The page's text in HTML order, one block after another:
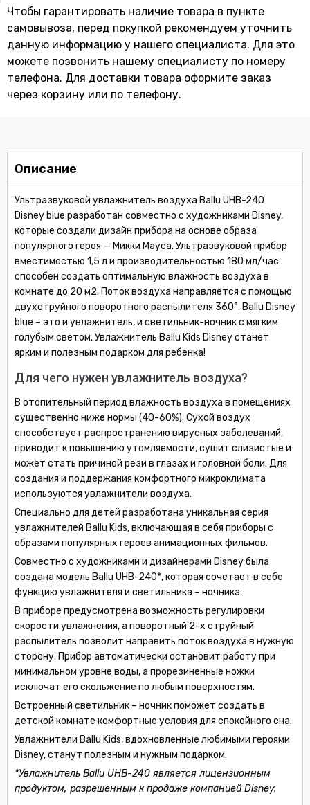
Чтобы гарантировать наличие товара в пункте
самовывоза, перед покупкой рекомендуем уточнить
данную информацию у нашего специалиста. Для это
можете позвонить нашему специaлисту по номеру
телефона. Для доставки товара оформите заказ
через корзину или по телефону.
Описание
Ультразвуковой увлажнитель воздуха Ballu UHB-240
Disney blue разработан совместно с художниками Disney,
которые создали дизайн прибора на основе образа
популярного героя — Микки Мауса. Ультразвуковой прибор
вместимостью 1,5 л и производительностью 180 мл/час
способен создать оптимальную влажность воздуха в
комнате до 20 м2. Поток воздуха направляется с помощью
двухструйного поворотного распылителя 360°. Ballu Disney
blue – это и увлажнитель, и светильник-ночник с мягким
голубым светом. Увлажнитель Ballu Kids Disney станет
ярким и полезным подарком для ребенка!
Для чего нужен увлажнитель воздуха?
В отопительный период влажность воздуха в помещениях
существенно ниже нормы (40-60%). Сухой воздух
способствует распространению вирусных заболеваний,
приводит к повышению утомляемости, сушит слизистые и
может стать причиной рези в глазах и головной боли. Для
создания и поддержания комфортного микроклимата
используются увлажнители воздуха.
Специально для детей разработана уникальная серия
увлажнителей Ballu Kids, включающая в себя приборы с
образами популярных героев анимационных фильмов.
Совместно с художниками и дизайнерами Disney была
создана модель Ballu UHB-240*, которая сочетает в себе
функцию увлажнителя и светильника – ночника.
В приборе предусмотрена возможность регулировки
скорости увлажнения, а поворотный 2-х струйный
распылитель позволит направить поток воздуха в нужную
сторону. Прибор автоматически остановит работу при
минимальном уровне воды, а прорезиненные ножки
исключат его скольжение по любым поверхностям.
Встроенный светильник – ночник поможет создать в
детской комнате комфортные условия для спокойного сна.
Увлажнители Ballu Kids, вдохновленные любимыми героями
Disney, станут полезным и нужным подарком.
*Увлажнитель Ballu UHB-240 является лицензионным
продуктом, разрешенным к продаже компанией Disney.